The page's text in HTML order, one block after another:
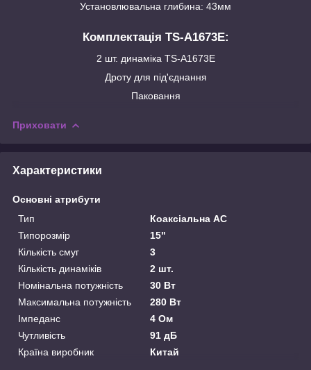
Установлювальна глибина: 43мм
Комплектація TS-A1673E:
2 шт. динаміка TS-A1673E
Дроту для під'єднання
Паковання
Приховати
Характеристики
Основні атрибути
Тип
Коаксіальна АС
Типорозмір
15"
Кількість смуг
3
Кількість динаміків
2 шт.
Номінальна потужність
30 Вт
Максимальна потужність
280 Вт
Імпеданс
4 Ом
Чутливість
91 дБ
Країна виробник
Китай